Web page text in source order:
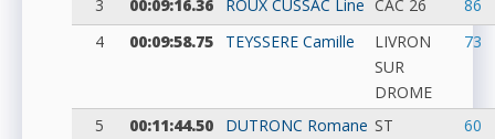
3
00:09:16.36 ROUX CUSSAC Line CAC 26
86
4
00:09:58.75 TEYSSERE Camille
LIVRON
SUR
DROME
73
5 00:11:44.50 DUTRONC Romane ST
60